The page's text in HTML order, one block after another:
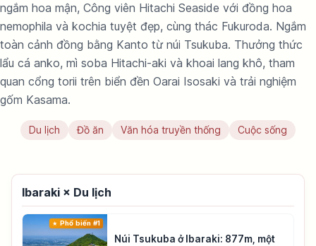
ngắm hoa mận, Công viên Hitachi Seaside với đồng hoa
nemophila và kochia tuyệt đẹp, cùng thác Fukuroda. Ngắm
toàn cảnh đồng bằng Kanto từ núi Tsukuba. Thưởng thức
lẩu cá anko, mì soba Hitachi-aki và khoai lang khô, tham
quan cổng torii trên biển đền Oarai Isosaki và trải nghiệm
gốm Kasama.
Du lịch Đồ ăn Văn hóa truyền thống Cuộc sống
Ibaraki × Du lịch
Phổ biến #1
Núi Tsukuba ở Ibaraki: 877m, một